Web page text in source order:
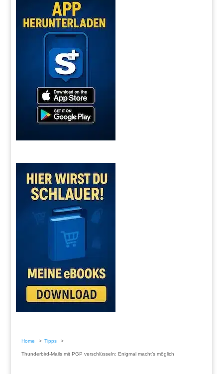
Home Tipps
Thunderbird-Mails mit PGP verschlüsseln: Enigmal macht’s möglich